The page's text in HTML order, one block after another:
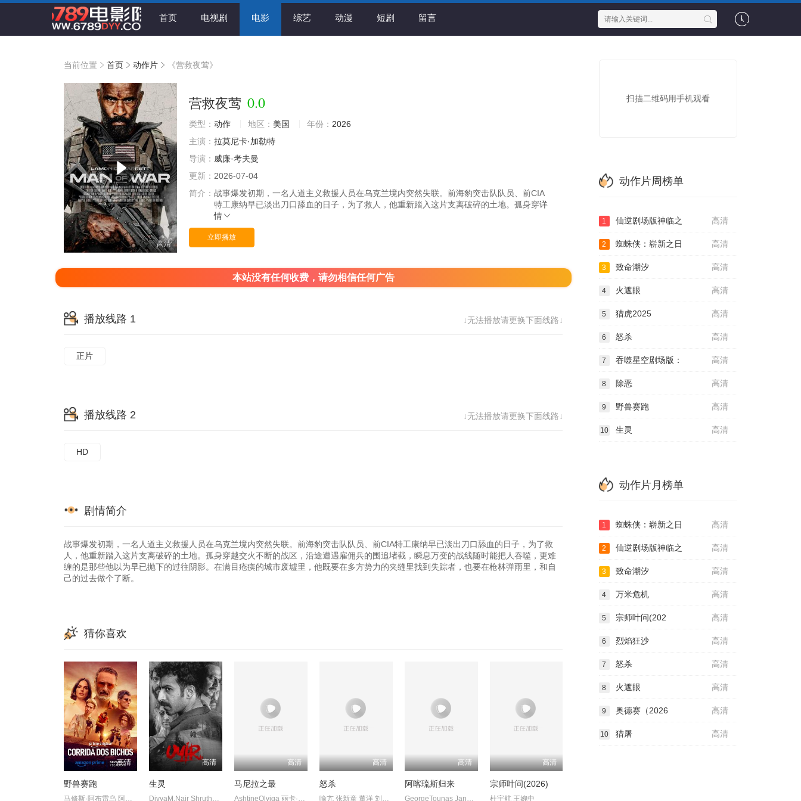
首页 电视剧 电影 综艺 动漫 短剧 留言
当前位置 首页 动作片 《营救夜莺》
高清
营救夜莺 0.0
类型： 动作 地区： 美国 年份： 2026
主演： 拉莫尼卡·加勒特
导演： 威廉·考夫曼
更新： 2026-07-04
简介： 战事爆发初期，一名人道主义救援人员在乌克兰境内突然失联。前海豹突击队队员、前CIA
特工康纳早已淡出刀口舔血的日子，为了救人，他重新踏入这片支离破碎的土地。孤身穿详
情
立即播放
本站没有任何收费，请勿相信任何广告
↓无法播放请更换下面线路↓
播放线路 1
正片
↓无法播放请更换下面线路↓
播放线路 2
HD
剧情简介
战事爆发初期，一名人道主义救援人员在乌克兰境内突然失联。前海豹突击队队员、前CIA特工康纳早已淡出刀口舔血的日子，为了救
人，他重新踏入这片支离破碎的土地。孤身穿越交火不断的战区，沿途遭遇雇佣兵的围追堵截，瞬息万变的战线随时能把人吞噬，更难
缠的是那些他以为早已抛下的过往阴影。在满目疮痍的城市废墟里，他既要在多方势力的夹缝里找到失踪者，也要在枪林弹雨里，和自
己的过去做个了断。
猜你喜欢
高清
野兽赛跑
马修斯·阿布雷乌 阿妮塔 阿兹 CamilloBorges HigorCampagnaro P
高清
生灵
DivyaM.Nair ShruthyMenon 苏迪普 赛亚米·凯尔 罗尚·马修 维诺
高清
马尼拉之最
AshtineOlviga 丽卡·佩拉莱约
高清
怒杀
喻亢 张新童 董洋 刘珂君
高清
阿喀琉斯归来
GeorgeTounas JannisSky
高清
宗师叶问(2026)
杜宇航 王婉中
扫描二维码用手机观看
动作片周榜单
高清
1 仙逆剧场版神临之
高清
2 蜘蛛侠：崭新之日
高清
3 致命潮汐
高清
4 火遮眼
高清
5 猎虎2025
高清
6 怒杀
高清
7 吞噬星空剧场版：
高清
8 除恶
高清
9 野兽赛跑
高清
10 生灵
动作片月榜单
高清
1 蜘蛛侠：崭新之日
高清
2 仙逆剧场版神临之
高清
3 致命潮汐
高清
4 万米危机
高清
5 宗师叶问(202
高清
6 烈焰狂沙
高清
7 怒杀
高清
8 火遮眼
高清
9 奥德赛（2026
高清
10 猎屠